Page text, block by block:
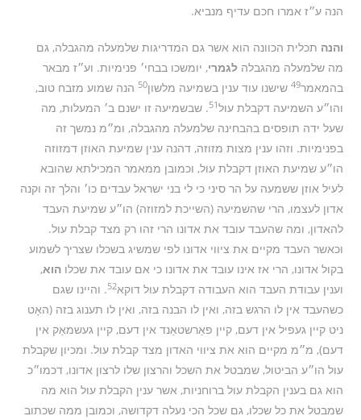
הנה ע״ז אמרו חכם עדיף מנביא.
והנה תכלית הכוונה הוא אשר גם המדריגות שלמעלה מהגבלה, גם
מה שלמעלה מהגבלהלגמרי, יומשכו בבחי׳ פנימיות. וע״ז מבאר
בהמאמר49 שישנו עוד ענין בשמיעה מלשון50 הנה שמוע מזבח טוב,
והו״ע השמיעה דקבלת עול51. שבשמיעה זו ישנם ב׳ המעלות, מה
שעל ידה תופסים בהבחינה שלמעלה מהגבלה, ומ״מ נמשך זה
בפנימיות. וזהו ענין מצות מזוזה, דהנה ענין שמיעת האוזן דמזוזה
הו״ע שמיעת האוזן דקבלת עול, וכמובן ממאמר המכילתא שהובא
לעיל אוזן ששמעה על הר סיני כי לי בני ישראל עבדים כו׳ והלך זה וקנה
אדון לעצמו, הרי שהשמיעה (השייכת למזוזה) הו״ע שמיעת העבד
להאדון, ומה שהעבד עובד את אדונו הרי זהו רק מצד קבלת עול.
וכאשר העבד מקיים את ציווי אדונו לפי שמשיג בשכלו שצריך לשמוע
בקול אדונו, הרי אז אינו עובד את אדונו כי אם עובד את שכלוהוא,
וענין עבודת העבד הוא העבודה דקבלת עול דוקא52. והיינו שגם
כשהעבד אין לו הרגש בזה, ואין לו הבנה בזה, ואין לו תענוג בזה (האָט
ניט קיין געפיל אין דעם, קיין פאַרשטאַנד אין דעם, קיין געשמאַק אין
דעם), מ״מ מקיים הוא את ציווי האדון מצד קבלת עול. ומכיון שקבלת
עול הו״ע הביטול, שמבטל את השכל והרצון שלו לרצון אדונו, דכמו״כ
הוא גם בענין הקבלת עול ברוחניות, אשר ענין הקבלת עול הוא מה
שמבטל את כל שכלו, גם שכל הכי נעלה דקדושה, וכמובן ממה שכתוב